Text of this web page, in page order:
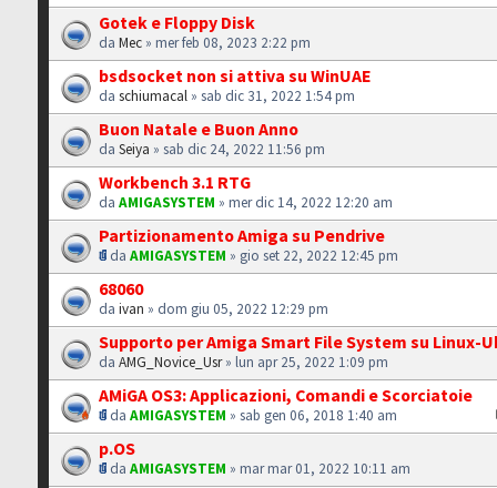
Gotek e Floppy Disk
daMec » mer feb 08, 2023 2:22 pm
bsdsocket non si attiva su WinUAE
daschiumacal » sab dic 31, 2022 1:54 pm
Buon Natale e Buon Anno
daSeiya » sab dic 24, 2022 11:56 pm
Workbench 3.1 RTG
daAMIGASYSTEM » mer dic 14, 2022 12:20 am
Partizionamento Amiga su Pendrive
daAMIGASYSTEM » gio set 22, 2022 12:45 pm
68060
daivan » dom giu 05, 2022 12:29 pm
Supporto per Amiga Smart File System su Linux-
daAMG_Novice_Usr» lun apr 25, 2022 1:09 pm
AMiGA OS3: Applicazioni, Comandi e Scorciatoie
daAMIGASYSTEM » sab gen 06, 2018 1:40 am
p.OS
daAMIGASYSTEM » mar mar 01, 2022 10:11 am